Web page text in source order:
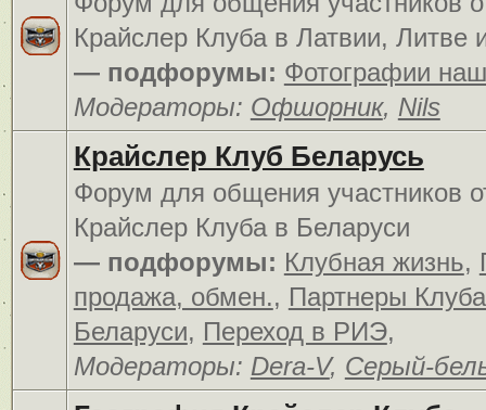
Крайслер Клуба в Латвии, Литве
— подфорумы: Фотографии
Модераторы: Офшорник, Nils
Крайслер Клуб Беларусь
Форум для общения участников
Крайслер Клуба в Беларуси
— подфорумы: Клубная жизнь,
продажа, обмен., Партнеры
Беларуси, Переход в РИЭ,
Модераторы: Dera-V, Серый-